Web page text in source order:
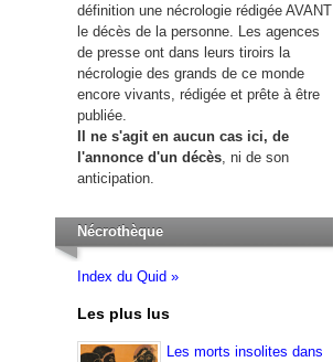
définition une nécrologie rédigée AVANT
le décès de la personne. Les agences
de presse ont dans leurs tiroirs la
nécrologie des grands de ce monde
encore vivants, rédigée et prête à être
publiée.
Il ne s'agit en aucun cas ici, de
l'annonce d'un décès, ni de son
anticipation.
Nécrothèque
Index du Quid »
Les plus lus
Les morts insolites dans